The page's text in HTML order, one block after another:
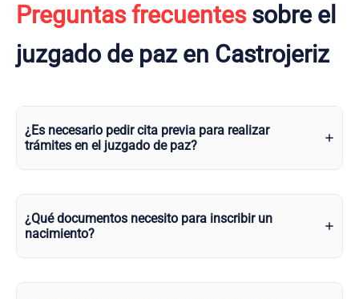
Preguntas frecuentessobre el
juzgado de paz en Castrojeriz
¿Es necesario pedir cita previa para realizar
trámites en el juzgado de paz?
¿Qué documentos necesito para inscribir un
nacimiento?